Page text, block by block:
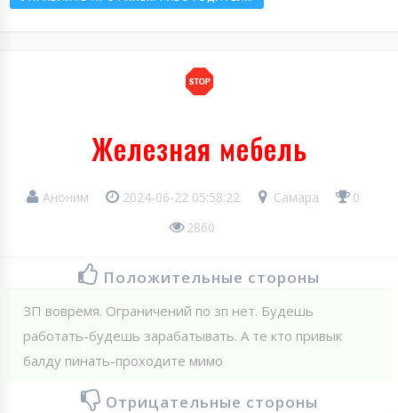
Железная мебель
Аноним 2024-06-22 05:58:22 Самара
0
2860
Положительные стороны
ЗП вовремя. Ограничений по зп нет. Будешь
работать-будешь зарабатывать. А те кто привык
балду пинать-проходите мимо
Отрицательные стороны